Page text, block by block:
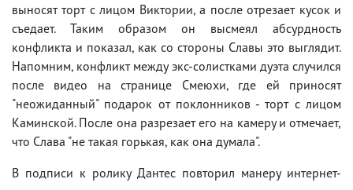
выносят торт с лицом Виктории, а после отрезает кусок и
съедает. Таким образом он высмеял абсурдность
конфликта и показал, как со стороны Славы это выглядит.
Напомним, конфликт между экс-солистками дуэта случился
после видео на странице Смеюхи, где ей приносят
"неожиданный" подарок от поклонников - торт с лицом
Каминской. После она разрезает его на камеру и отмечает,
что Слава "не такая горькая, как она думала".
В подписи к ролику Дантес повторил манеру интернет-